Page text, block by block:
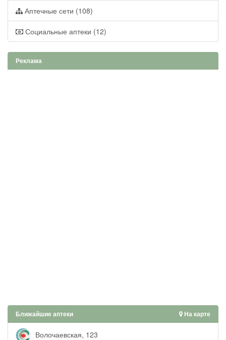
Аптечные сети (108)
Социальные аптеки (12)
Реклама
Ближайшие аптеки На карте
Волочаевская, 123